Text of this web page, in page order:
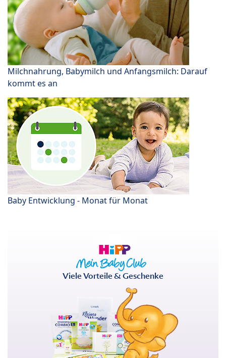
Milchnahrung, Babymilch und Anfangsmilch: Darauf
kommt es an
Baby Entwicklung - Monat für Monat
Viele Vorteile & Geschenke